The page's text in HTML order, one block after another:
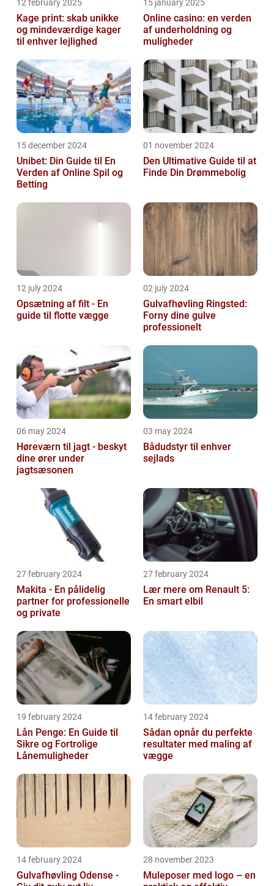
12 february 2025
Kage print: skab unikke
og mindeværdige kager
til enhver lejlighed
15 january 2025
Online casino: en verden
af underholdning og
muligheder
15 december 2024
Unibet: Din Guide til En
Verden af Online Spil og
Betting
01 november 2024
Den Ultimative Guide til at
Finde Din Drømmebolig
12 july 2024
Opsætning af filt - En
guide til flotte vægge
02 july 2024
Gulvafhøvling Ringsted:
Forny dine gulve
professionelt
06 may 2024
Høreværn til jagt - beskyt
dine ører under
jagtsæsonen
03 may 2024
Bådudstyr til enhver
sejlads
27 february 2024
Makita - En pålidelig
partner for professionelle
og private
27 february 2024
Lær mere om Renault 5:
En smart elbil
19 february 2024
Lån Penge: En Guide til
Sikre og Fortrolige
Lånemuligheder
14 february 2024
Sådan opnår du perfekte
resultater med maling af
vægge
14 february 2024
Gulvafhøvling Odense -
28 november 2023
Muleposer med logo – en